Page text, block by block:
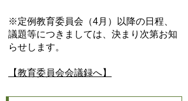
※定例教育委員会（4月）以降の日程、
議題等につきましては、決まり次第お知
らせします。
【教育委員会会議録へ】